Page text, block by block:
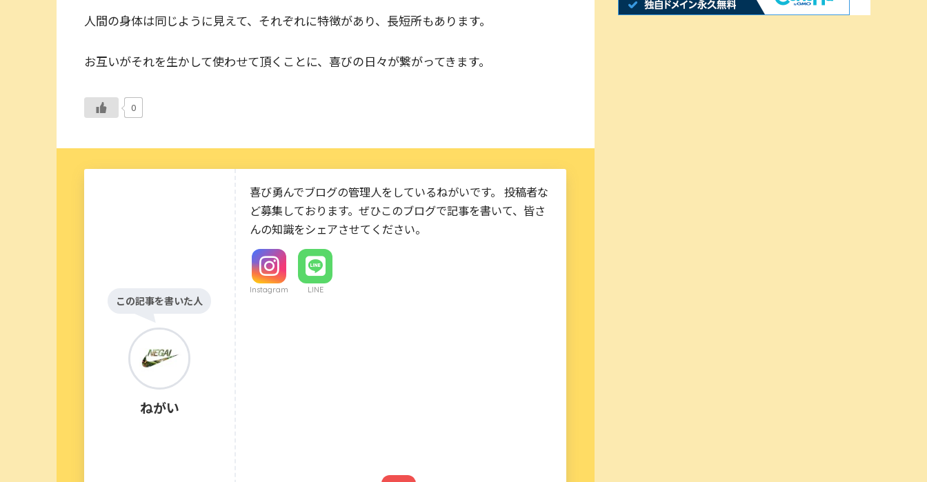
人間の身体は同じように見えて、それぞれに特徴があり、長短所もあります。
お互いがそれを生かして使わせて頂くことに、喜びの日々が繋がってきます。
0
この記事を書いた人
ねがい
喜び勇んでブログの管理人をしているねがいです。 投稿者な
ど募集しております。ぜひこのブログで記事を書いて、皆さ
んの知識をシェアさせてください。
Instagram LINE